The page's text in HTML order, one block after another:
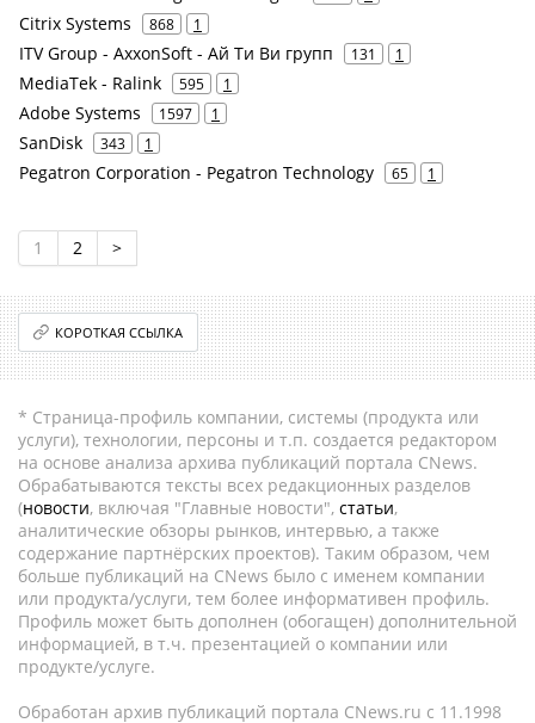
Citrix Systems 868 1
ITV Group - AxxonSoft - Ай Ти Ви групп 131 1
MediaTek - Ralink 595 1
Adobe Systems 1597 1
SanDisk 343 1
Pegatron Corporation - Pegatron Technology 65 1
1 2 >
КОРОТКАЯ ССЫЛКА
* Страница-профиль компании, системы (продукта или
услуги), технологии, персоны и т.п. создается редактором
на основе анализа архива публикаций портала CNews.
Обрабатываются тексты всех редакционных разделов
(новости, включая "Главные новости", статьи,
аналитические обзоры рынков, интервью, а также
содержание партнёрских проектов). Таким образом, чем
больше публикаций на CNews было с именем компании
или продукта/услуги, тем более информативен профиль.
Профиль может быть дополнен (обогащен) дополнительной
информацией, в т.ч. презентацией о компании или
продукте/услуге.
Обработан архив публикаций портала CNews.ru c 11.1998